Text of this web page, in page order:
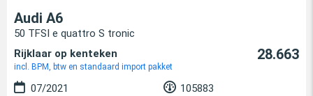
Audi A6
50 TFSI e quattro S tronic
Rijklaar op kenteken
incl. BPM, btw en standaard import pakket
28.663
07/2021
105883